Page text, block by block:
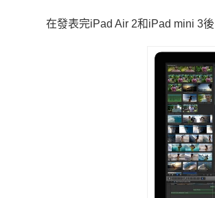
在發表完iPad Air 2和iPad mini 3